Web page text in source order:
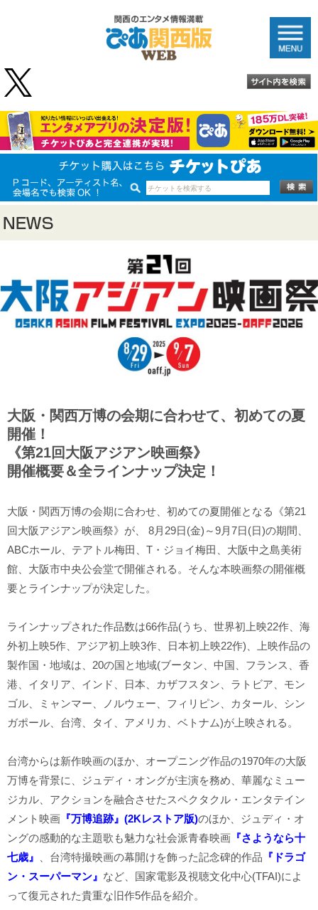
大阪・関西万博の会期に合わせて、初めての夏
開催！
《第21回大阪アジアン映画祭》
開催概要＆全ラインナップ決定！
大阪・関西万博の会期に合わせ、初めての夏開催となる《第21
回大阪アジアン映画祭》が、 8月29日(金)～9月7日(日)の期間、
ABCホール、テアトル梅田、T・ジョイ梅田、大阪中之島美術
館、大阪市中央公会堂で開催される。そんな本映画祭の開催概
要とラインナップが決定した。
ラインナップされた作品数は66作品(うち、世界初上映22作、海
外初上映5作、アジア初上映3作、日本初上映22作)、上映作品の
製作国・地域は、20の国と地域(ブータン、中国、フランス、香
港、イタリア、インド、日本、カザフスタン、ラトビア、モン
ゴル、ミャンマー、ノルウェー、フィリピン、カタール、シン
ガポール、台湾、タイ、アメリカ、ベトナム)が上映される。
台湾からは新作映画のほか、オープニング作品の1970年の大阪
万博を背景に、ジュディ・オングが主演を務め、華麗なミュー
ジカル、アクションを融合させたスペクタクル・エンタテイン
メント映画 『万博追跡』(2Kレストア版)のほか、ジュディ・オ
ングの感動的な主題歌も魅力な社会派青春映画 『さようなら十
七歳』
、台湾特撮映画の幕開けを飾った記念碑的作品 『ドラゴ
ン・スーパーマン』 など、国家電影及視聴文化中心(TFAI)によ
って復元された貴重な旧作5作品を紹介。